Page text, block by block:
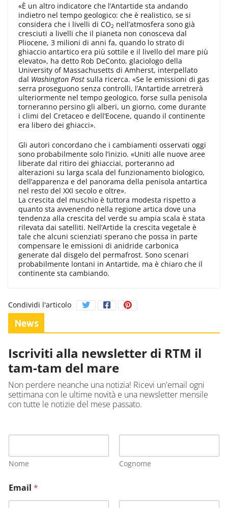
«È un altro indicatore che l’Antartide sta andando
indietro nel tempo geologico: che è realistico, se si
considera che i livelli di CO2 nell’atmosfera sono già
cresciuti a livelli che il pianeta non conosceva dal
Pliocene, 3 milioni di anni fa, quando lo strato di
ghiaccio antartico era più sottile e il livello del mare più
elevato», ha detto Rob DeConto, glaciologo della
University of Massachusetts di Amherst, interpellato
dal Washington Post sulla ricerca. «Se le emissioni di gas
serra proseguono senza controlli, l’Antartide arretrerà
ulteriormente nel tempo geologico, forse sulla penisola
torneranno persino gli alberi, un giorno, come durante
i climi del Cretaceo e dell’Eocene, quando il continente
era libero dei ghiacci».
Gli autori concordano che i cambiamenti osservati oggi
sono probabilmente solo l’inizio. «Uniti alle nuove aree
liberate dal ritiro dei ghiacciai, porteranno ad
alterazioni su larga scala del funzionamento biologico,
dell’apparenza e del panorama della penisola antartica
nel resto del XXI secolo e oltre».
La crescita del muschio è tuttora modesta rispetto a
quanto sta avvenendo nella regione artica dove una
tendenza alla crescita del verde su ampia scala è stata
rilevata dai satelliti. Nell’Artide la crescita vegetale è
tale che alcuni scienziati sperano che possa in parte
compensare le emissioni di anidride carbonica
generate dal disgelo del permafrost. Sono scenari
probabilmente lontani in Antartide, ma è chiaro che il
continente sta cambiando.
Condividi l'articolo
News
Iscriviti alla newsletter di RTM il
tam-tam del mare
Non perdere neanche una notizia! Ricevi un'email ogni
settimana con le ultime novità e una newsletter mensile
con tutte le notizie del mese passato.
Nome Cognome
Email *